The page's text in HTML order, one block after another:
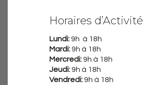
Horaires d’Activité
Lundi:9h à 18h
Mardi:9h à 18h
Mercredi:9h à 18h
Jeudi:9h à 18h
Vendredi:9h à 18h